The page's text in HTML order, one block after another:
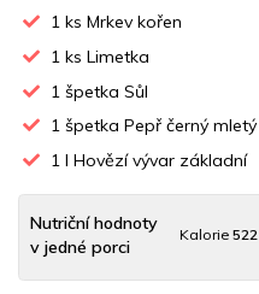
1 ks Mrkev kořen
1 ks Limetka
1 špetka Sůl
1 špetka Pepř černý mletý
1 l Hovězí vývar základní
Nutriční hodnoty
v jedné porci
Kalorie